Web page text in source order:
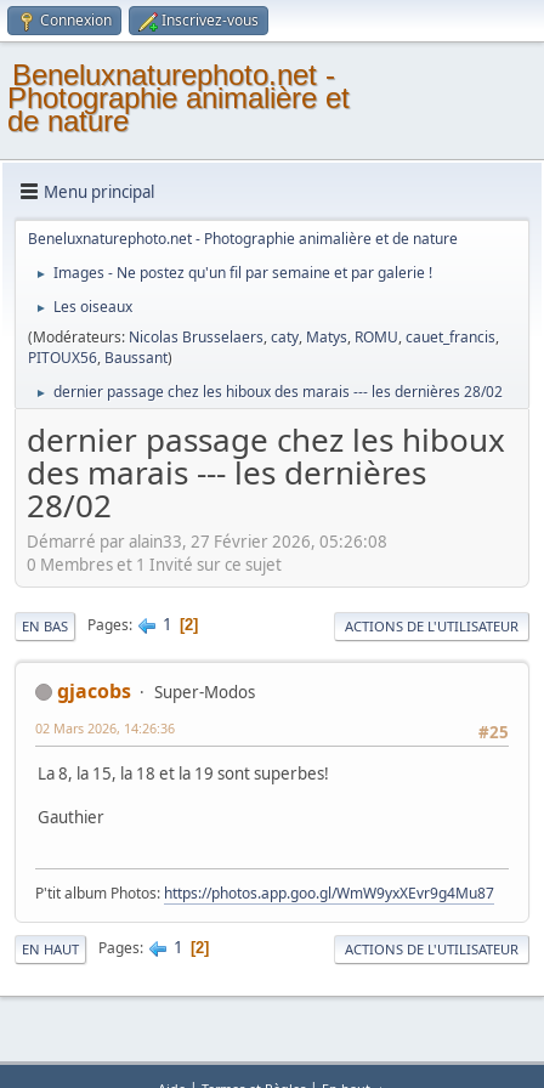
Connexion Inscrivez-vous
Beneluxnaturephoto.net -
Photographie animalière et
de nature
Menu principal
Beneluxnaturephoto.net - Photographie animalière et de nature
► Images - Ne postez qu'un fil par semaine et par galerie !
►
Les oiseaux
(Modérateurs: Nicolas Brusselaers,caty, Matys, ROMU,cauet_francis,
PITOUX56, Baussant)
► dernier passage chez les hiboux des marais --- les dernières 28/02
dernier passage chez les hiboux
des marais --- les dernières
28/02
Démarré par alain33, 27 Février 2026, 05:26:08
0 Membres et 1 Invité sur ce sujet
EN BAS Pages 1 2 ACTIONS DE L'UTILISATEUR
gjacobs
Super-Modos
#25
02 Mars 2026, 14:26:36
La 8, la 15, la 18 et la 19 sont superbes!
Gauthier
P'tit album Photos: https://photos.app.goo.gl/WmW9yxXEvr9g4Mu87
EN HAUT Pages 1 2 ACTIONS DE L'UTILISATEUR